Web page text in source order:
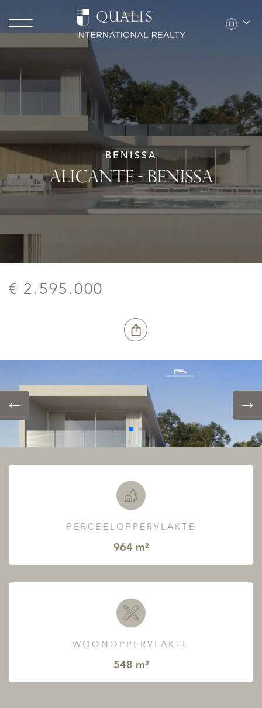
BENISSA
ALICANTE - BENISSA
€ 2.595.000
PERCEELOPPERVLAKTE
964 m²
WOONOPPERVLAKTE
548 m²